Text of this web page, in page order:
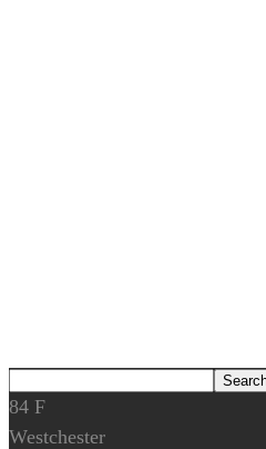
84 F
Westchester